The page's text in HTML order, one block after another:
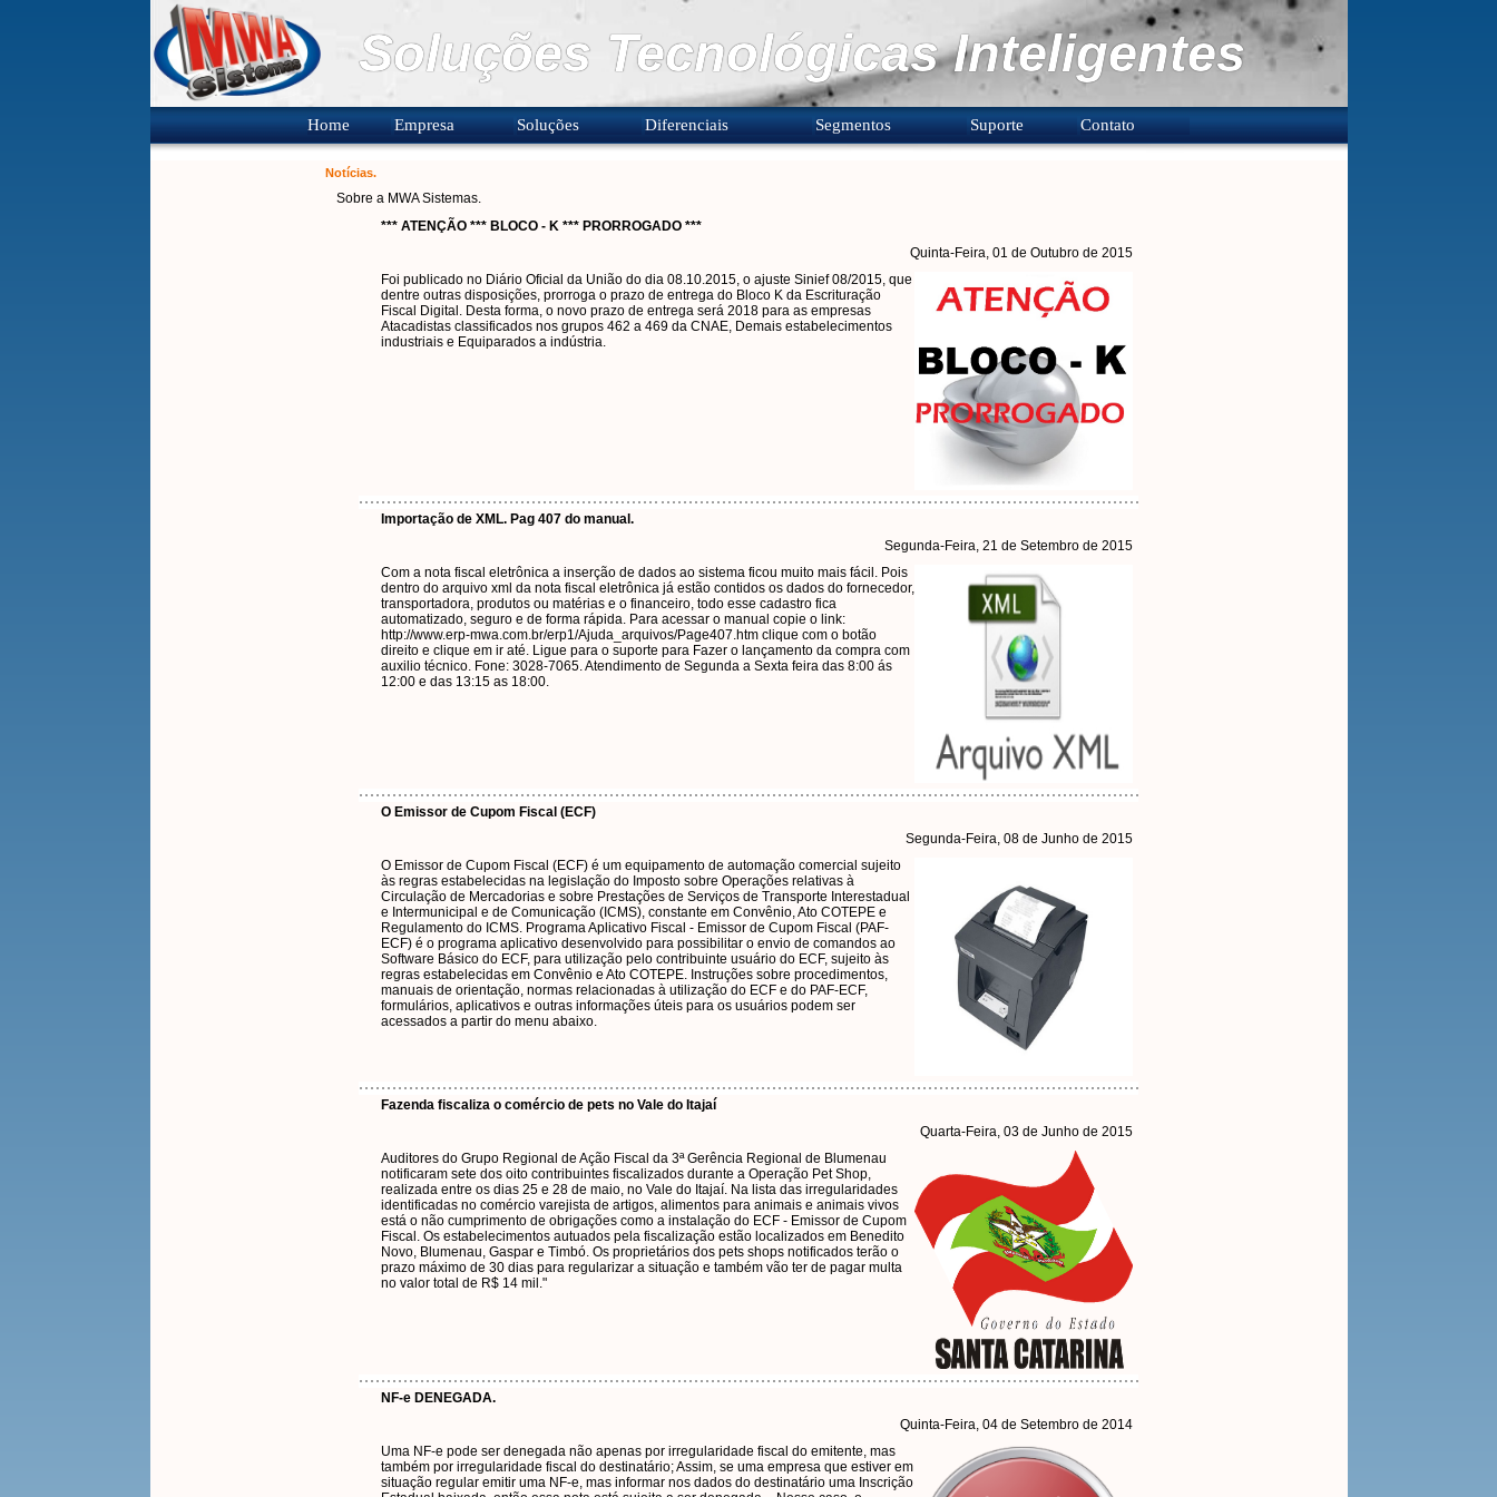
Soluções Tecnológicas Inteligentes
Home Empresa Soluções Diferenciais Segmentos Suporte Contato
Notícias.
Sobre a MWA Sistemas.
*** ATENÇÃO *** BLOCO - K *** PRORROGADO ***
Quinta-Feira, 01 de Outubro de 2015
Foi publicado no Diário Oficial da União do dia 08.10.2015, o ajuste Sinief 08/2015, que
dentre outras disposições, prorroga o prazo de entrega do Bloco K da Escrituração
Fiscal Digital. Desta forma, o novo prazo de entrega será 2018 para as empresas
Atacadistas classificados nos grupos 462 a 469 da CNAE, Demais estabelecimentos
industriais e Equiparados a indústria.
Importação de XML. Pag 407 do manual.
Segunda-Feira, 21 de Setembro de 2015
Com a nota fiscal eletrônica a inserção de dados ao sistema ficou muito mais fácil. Pois
dentro do arquivo xml da nota fiscal eletrônica já estão contidos os dados do fornecedor,
transportadora, produtos ou matérias e o financeiro, todo esse cadastro fica
automatizado, seguro e de forma rápida. Para acessar o manual copie o link:
http://www.erp-mwa.com.br/erp1/Ajuda_arquivos/Page407.htm clique com o botão
direito e clique em ir até. Ligue para o suporte para Fazer o lançamento da compra com
auxilio técnico. Fone: 3028-7065. Atendimento de Segunda a Sexta feira das 8:00 ás
12:00 e das 13:15 as 18:00.
O Emissor de Cupom Fiscal (ECF)
Segunda-Feira, 08 de Junho de 2015
O Emissor de Cupom Fiscal (ECF) é um equipamento de automação comercial sujeito
às regras estabelecidas na legislação do Imposto sobre Operações relativas à
Circulação de Mercadorias e sobre Prestações de Serviços de Transporte Interestadual
e Intermunicipal e de Comunicação (ICMS), constante em Convênio, Ato COTEPE e
Regulamento do ICMS. Programa Aplicativo Fiscal - Emissor de Cupom Fiscal (PAF-
ECF) é o programa aplicativo desenvolvido para possibilitar o envio de comandos ao
Software Básico do ECF, para utilização pelo contribuinte usuário do ECF, sujeito às
regras estabelecidas em Convênio e Ato COTEPE. Instruções sobre procedimentos,
manuais de orientação, normas relacionadas à utilização do ECF e do PAF-ECF,
formulários, aplicativos e outras informações úteis para os usuários podem ser
acessados a partir do menu abaixo.
Fazenda fiscaliza o comércio de pets no Vale do Itajaí
Quarta-Feira, 03 de Junho de 2015
Auditores do Grupo Regional de Ação Fiscal da 3ª Gerência Regional de Blumenau
notificaram sete dos oito contribuintes fiscalizados durante a Operação Pet Shop,
realizada entre os dias 25 e 28 de maio, no Vale do Itajaí. Na lista das irregularidades
identificadas no comércio varejista de artigos, alimentos para animais e animais vivos
está o não cumprimento de obrigações como a instalação do ECF - Emissor de Cupom
Fiscal. Os estabelecimentos autuados pela fiscalização estão localizados em Benedito
Novo, Blumenau, Gaspar e Timbó. Os proprietários dos pets shops notificados terão o
prazo máximo de 30 dias para regularizar a situação e também vão ter de pagar multa
no valor total de R$ 14 mil."
NF-e DENEGADA.
Quinta-Feira, 04 de Setembro de 2014
Uma NF-e pode ser denegada não apenas por irregularidade fiscal do emitente, mas
também por irregularidade fiscal do destinatário; Assim, se uma empresa que estiver em
situação regular emitir uma NF-e, mas informar nos dados do destinatário uma Inscrição